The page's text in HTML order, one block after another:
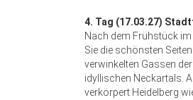
4. Tag (17.03.27)
Nach dem Frühstück
Sie die schönsten
verwinkelten Gassen
idyllischen Neckartals.
verkörpert Heidelberg